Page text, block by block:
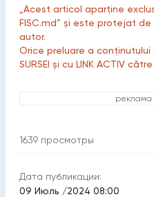
„Acest articol aparține
FISC.md” și este protejat
autor.
Orice preluare a
SURSEI și cu LINK ACTIV
реклама
1639 просмотры
Дата публикации:
09 Июль /2024 08:00